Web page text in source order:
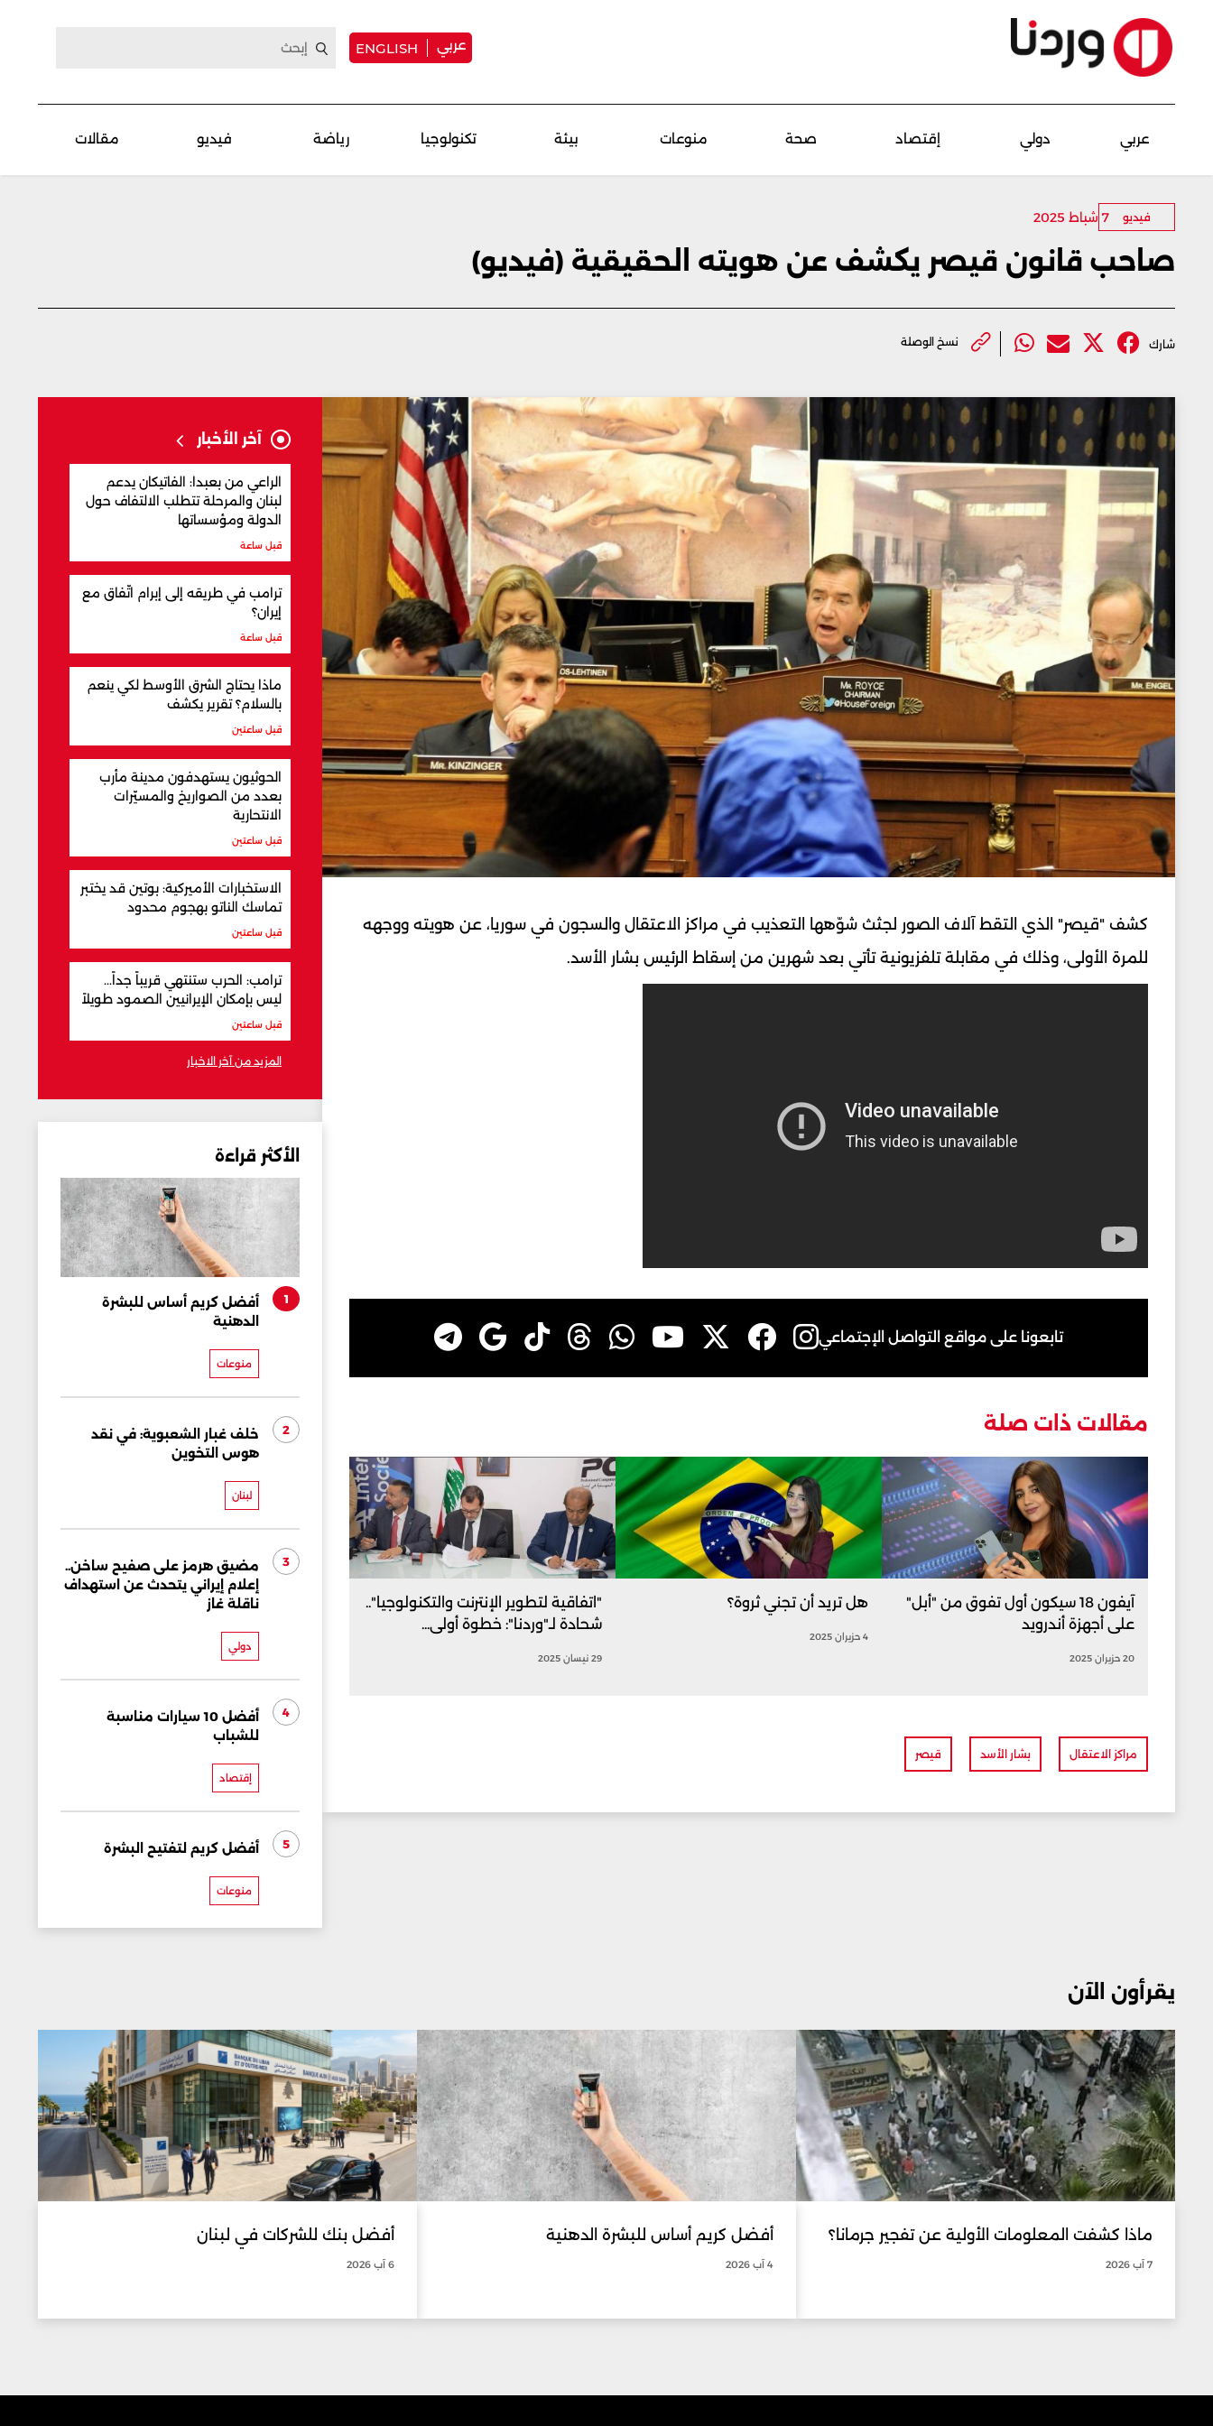
عربي ENGLISH
عربي دولي إقتصاد صحة منوعات بيئة تكنولوجيا رياضة فيديو مقالات
فيديو 7 شباط 2025
صاحب قانون قيصر يكشف عن هويته الحقيقية (فيديو)
شارك نسخ الوصلة
كشف "قيصر" الذي التقط آلاف الصور لجثث شوّهها التعذيب في مراكز الاعتقال والسجون في سوريا، عن هويته ووجهه
للمرة الأولى، وذلك في مقابلة تلفزيونية تأتي بعد شهرين من إسقاط الرئيس بشار الأسد.
تابعونا على مواقع التواصل الإجتماعي
مقالات ذات صلة
آيفون 18 سيكون أول تفوق من "أبل"
على أجهزة أندرويد
20 حزيران 2025
هل تريد أن تجني ثروة؟
4 حزيران 2025
"اتفاقية لتطوير الإنترنت والتكنولوجيا"..
شحادة لـ"وردنا": خطوة أولى...
29 نيسان 2025
مراكز الاعتقال بشار الأسد قيصر
آخر الأخبار
الراعي من بعبدا: الفاتيكان يدعم
لبنان والمرحلة تتطلب الالتفاف حول
الدولة ومؤسساتها
قبل ساعة
ترامب في طريقه إلى إبرام اتّفاق مع
إيران؟
قبل ساعة
ماذا يحتاج الشرق الأوسط لكي ينعم
بالسلام؟ تقرير يكشف
قبل ساعتين
الحوثيون يستهدفون مدينة مأرب
بعدد من الصواريخ والمسيّرات
الانتحارية
قبل ساعتين
الاستخبارات الأميركية: بوتين قد يختبر
تماسك الناتو بهجوم محدود
قبل ساعتين
ترامب: الحرب ستنتهي قريباً جداً...
ليس بإمكان الإيرانيين الصمود طويلاً
قبل ساعتين
المزيد من آخر الاخبار
الأكثر قراءة
1
أفضل كريم أساس للبشرة
الدهنية
منوعات
2
خلف غبار الشعبوية: في نقد
هوس التخوين
لبنان
3
مضيق هرمز على صفيح ساخن..
إعلام إيراني يتحدث عن استهداف
ناقلة غاز
دولي
4
أفضل 10 سيارات مناسبة
للشباب
إقتصاد
5 أفضل كريم لتفتيح البشرة
منوعات
يقرأون الآن
ماذا كشفت المعلومات الأولية عن تفجير جرمانا؟
7 آب 2026
أفضل كريم أساس للبشرة الدهنية
4 آب 2026
أفضل بنك للشركات في لبنان
6 آب 2026